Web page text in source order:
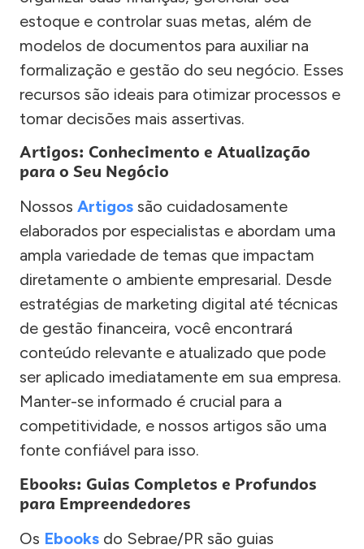
estoque e controlar suas metas, além de
modelos de documentos para auxiliar na
formalização e gestão do seu negócio. Esses
recursos são ideais para otimizar processos e
tomar decisões mais assertivas.
Artigos: Conhecimento e Atualização
para o Seu Negócio
Nossos Artigos são cuidadosamente
elaborados por especialistas e abordam uma
ampla variedade de temas que impactam
diretamente o ambiente empresarial. Desde
estratégias de marketing digital até técnicas
de gestão financeira, você encontrará
conteúdo relevante e atualizado que pode
ser aplicado imediatamente em sua empresa.
Manter-se informado é crucial para a
competitividade, e nossos artigos são uma
fonte confiável para isso.
Ebooks: Guias Completos e Profundos
para Empreendedores
Os Ebooks do Sebrae/PR são guias